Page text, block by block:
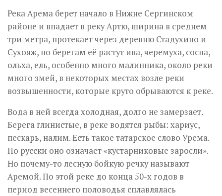
Река Арема берет начало в Нижне Сергинском
районе и впадает в реку Артю, ширина в среднем
три метра, протекает через деревню Стадухино и
Сухояж, по берегам её растут ива, черемуха, сосна,
ольха, ель, особенно много малинника, около реки
много змей, в некоторых местах возле реки
возвышенности, которые круто обрываются к реке.
Вода в ней всегда холодная, долго не замерзает.
Берега глинистые, в реке водятся рыбы: хариус,
пескарь, налим. Есть такое татарское слово Урема.
По русски оно означает «кустарниковые заросли».
Но почему-то лесную бойкую речку называют
Аремой. По этой реке до конца 50-х годов в
период весеннего половодья сплавлялась